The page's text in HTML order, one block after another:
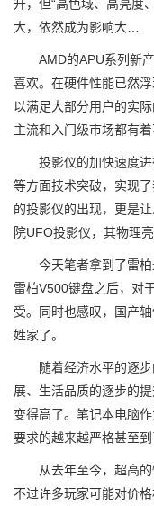
升，但“高色域、高亮度
大，依然成为影响大…
AMD的APU系列新产
喜欢。在硬件性能已然
以满足大部分用户的实
主流和入门级市场都有
投影仪的加快速度进
等方面技术突破，实现
的投影仪的出现，更是
院UFO投影仪，其物理
今天笔者拿到了雷柏
雷柏V500键盘之后，对
受。同时也感叹，国产
姓家了。
随着经济水平的逐步
展、生活品质的逐步的
变得高了。笔记本电脑
要求的越来越严格甚至
从去年至今，超高的
不过许多玩家可能对价